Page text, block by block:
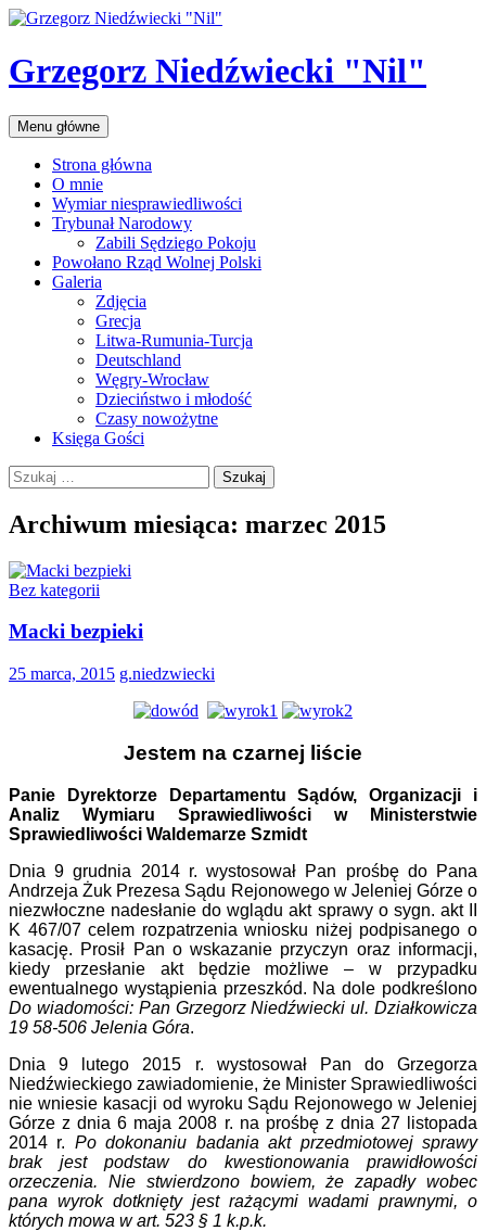
Przejdź
treści
Grzegorz Niedźwiecki "Nil"
Szukaj
Menu główne
Strona główna
O mnie
Wymiar niesprawiedliwości
Trybunał Narodowy
Zabili Sędziego Pokoju
Powołano Rząd Wolnej Polski
Galeria
Zdjęcia
Grecja
Litwa-Rumunia-Turcja
Deutschland
Węgry-Wrocław
Dzieciństwo i młodość
Czasy nowożytne
Księga Gości
Szukaj:
Archiwum miesiąca: marzec 2015
Bez kategorii
Macki bezpieki
25 marca, 2015 g.niedzwiecki
Jestem na czarnej liście
Panie Dyrektorze Departamentu Sądów, Organizacji i
Analiz Wymiaru Sprawiedliwości w Ministerstwie
Sprawiedliwości Waldemarze Szmidt
Dnia 9 grudnia 2014 r. wystosował Pan prośbę do Pana
Andrzeja Żuk Prezesa Sądu Rejonowego w Jeleniej Górze o
niezwłoczne nadesłanie do wglądu akt sprawy o sygn. akt II
K 467/07 celem rozpatrzenia wniosku niżej podpisanego o
kasację. Prosił Pan o wskazanie przyczyn oraz informacji,
kiedy przesłanie akt będzie możliwe – w przypadku
ewentualnego wystąpienia przeszkód. Na dole podkreślono
Do wiadomości: Pan Grzegorz Niedźwiecki ul. Działkowicza
19 58-506 Jelenia Góra.
Dnia 9 lutego 2015 r. wystosował Pan do Grzegorza
Niedźwieckiego zawiadomienie, że Minister Sprawiedliwości
nie wniesie kasacji od wyroku Sądu Rejonowego w Jeleniej
Górze z dnia 6 maja 2008 r. na prośbę z dnia 27 listopada
2014 r. Po dokonaniu badania akt przedmiotowej sprawy
brak jest podstaw do kwestionowania prawidłowości
orzeczenia. Nie stwierdzono bowiem, że zapadły wobec
pana wyrok dotknięty jest rażącymi wadami prawnymi, o
których mowa w art. 523 § 1 k.p.k.